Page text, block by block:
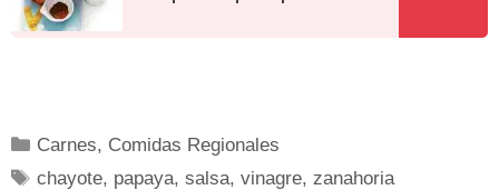
Carnes, Comidas Regionales
chayote, papaya,salsa,vinagre,zanahoria